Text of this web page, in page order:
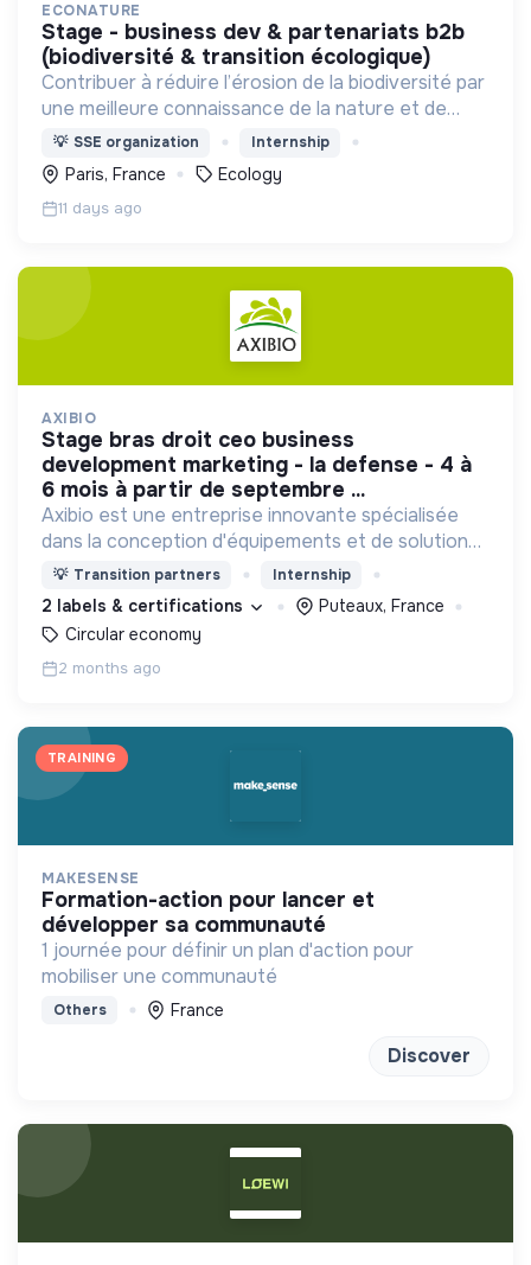
ECONATURE
stage - business dev & partenariats b2b
(biodiversité & transition écologique)
Contribuer à réduire l’érosion de la biodiversité par
une meilleure connaissance de la nature et de
l’écologie
💡 SSE organization Internship
Paris, France Ecology
11 days ago
AXIBIO
stage bras droit ceo business
development marketing - la defense - 4 à
6 mois à partir de septembre ...
Axibio est une entreprise innovante spécialisée
dans la conception d'équipements et de solutions
pour la gestion des déchets et la lutte contre le
gaspillage.
💡 Transition partners Internship
2 labels & certifications
Puteaux, France
Circular economy
2 months ago
TRAINING
MAKESENSE
formation-action pour lancer et
développer sa communauté
1 journée pour définir un plan d'action pour
mobiliser une communauté
Others France
Discover